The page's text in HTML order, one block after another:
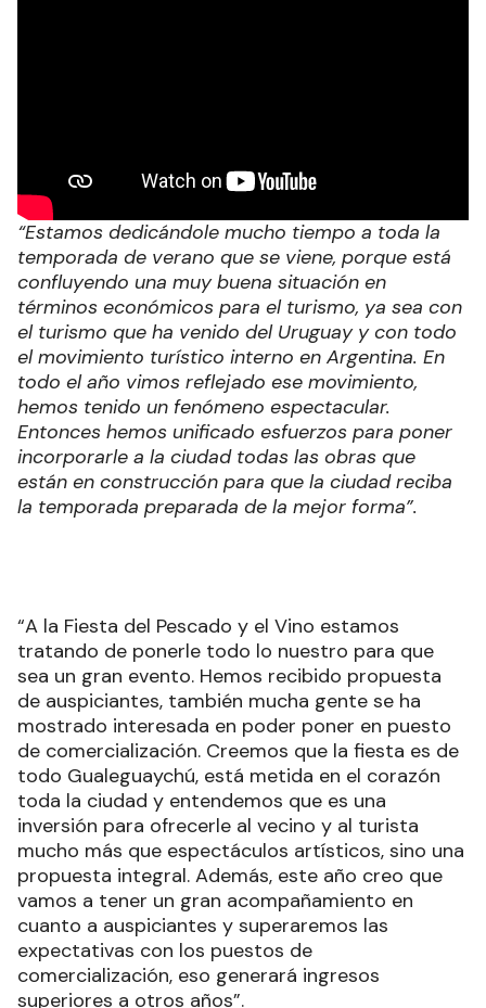
“Estamos dedicándole mucho tiempo a toda la
temporada de verano que se viene, porque está
confluyendo una muy buena situación en
términos económicos para el turismo, ya sea con
el turismo que ha venido del Uruguay y con todo
el movimiento turístico interno en Argentina. En
todo el año vimos reflejado ese movimiento,
hemos tenido un fenómeno espectacular.
Entonces hemos unificado esfuerzos para poner
incorporarle a la ciudad todas las obras que
están en construcción para que la ciudad reciba
la temporada preparada de la mejor forma”.
“A la Fiesta del Pescado y el Vino estamos
tratando de ponerle todo lo nuestro para que
sea un gran evento. Hemos recibido propuesta
de auspiciantes, también mucha gente se ha
mostrado interesada en poder poner en puesto
de comercialización. Creemos que la fiesta es de
todo Gualeguaychú, está metida en el corazón
toda la ciudad y entendemos que es una
inversión para ofrecerle al vecino y al turista
mucho más que espectáculos artísticos, sino una
propuesta integral. Además, este año creo que
vamos a tener un gran acompañamiento en
cuanto a auspiciantes y superaremos las
expectativas con los puestos de
comercialización, eso generará ingresos
superiores a otros años”.